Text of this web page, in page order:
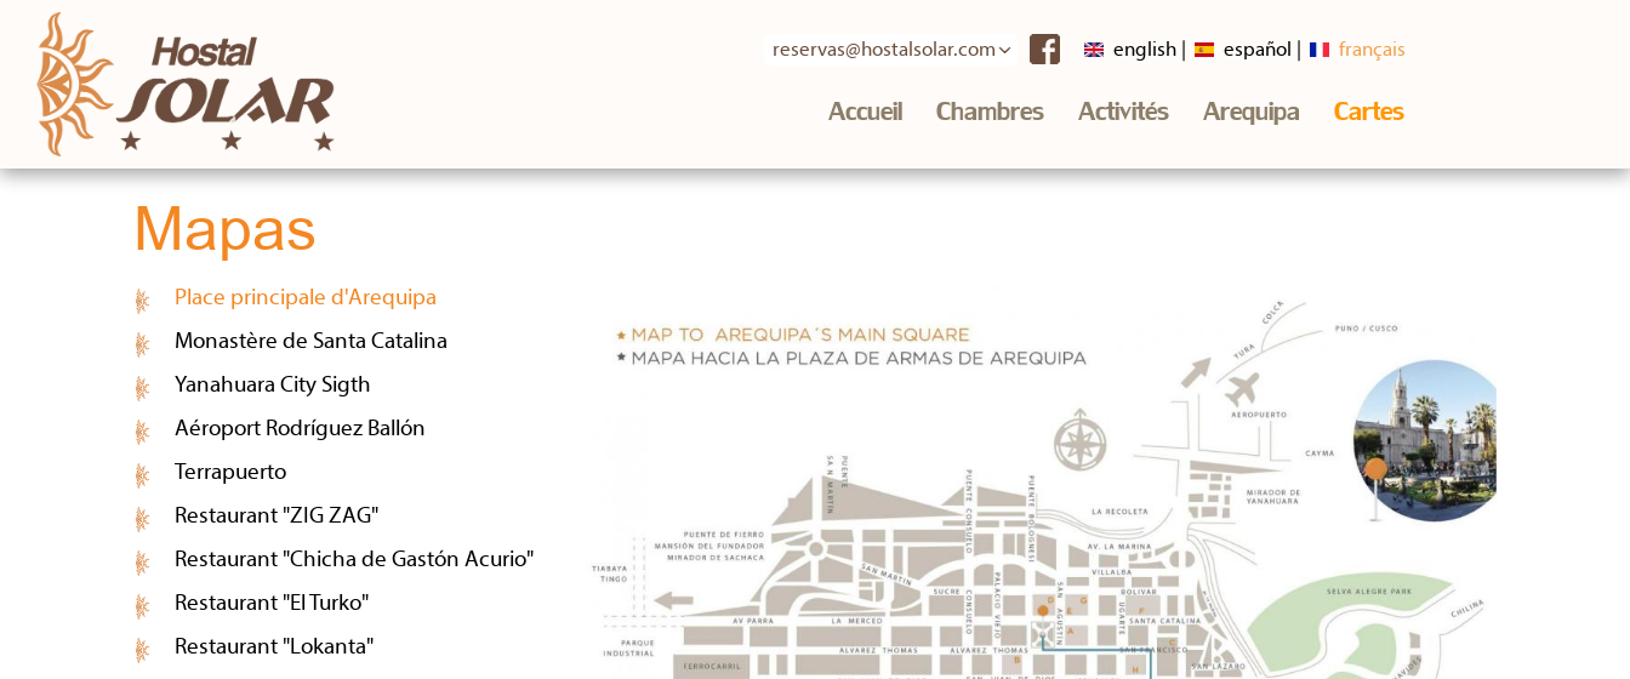
content
english español français
reservas@hostalsolar.com
Accueil Chambres Activités Arequipa Cartes
Mapas
Place principale d'Arequipa
Monastère de Santa Catalina
Yanahuara City Sigth
Aéroport Rodríguez Ballón
Terrapuerto
Restaurant "ZIG ZAG"
Restaurant "Chicha de Gastón Acurio"
Restaurant "El Turko"
Restaurant "Lokanta"